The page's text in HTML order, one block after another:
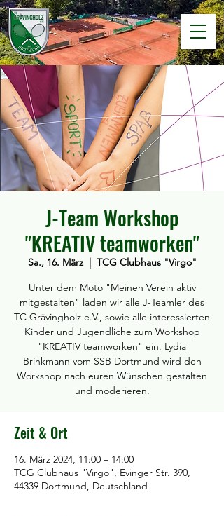
J-Team Workshop
"KREATIV teamworken"
Sa., 16. März
  |
TCG Clubhaus "Virgo"
Unter dem Moto "Meinen Verein aktiv
mitgestalten" laden wir alle J-Teamler des
TC Grävingholz e.V., sowie alle interessierten
Kinder und Jugendliche zum Workshop
"KREATIV teamworken" ein. Lydia
Brinkmann vom SSB Dortmund wird den
Workshop nach euren Wünschen gestalten
und moderieren.
Zeit & Ort
16. März 2024, 11:00 – 14:00
TCG Clubhaus "Virgo", Evinger Str. 390,
44339 Dortmund, Deutschland